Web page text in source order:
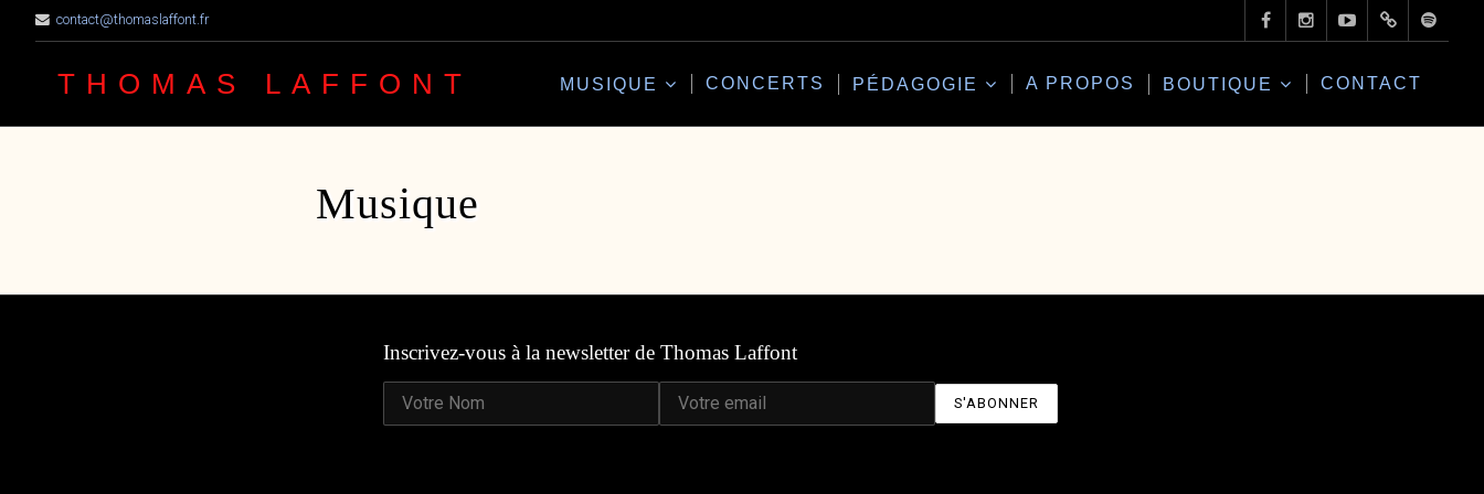
contact@thomaslaffont.fr
THOMAS LAFFONT MUSIQUE CONCERTS PÉDAGOGIE A PROPOS BOUTIQUE CONTACT
Musique
Inscrivez-vous à la newsletter de Thomas Laffont